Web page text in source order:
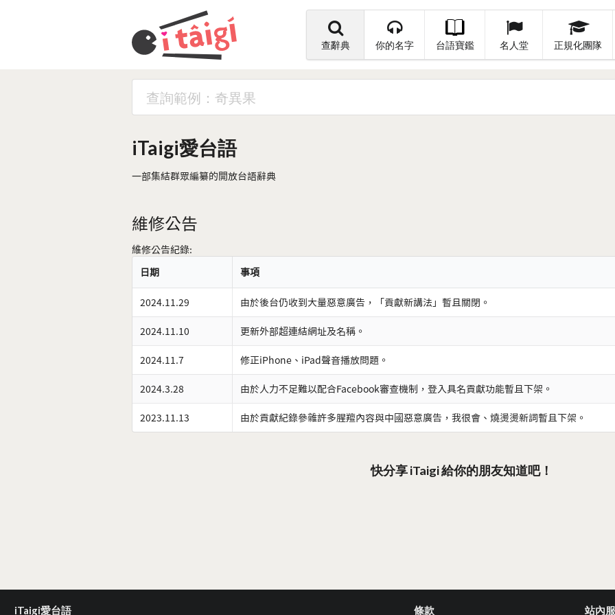
查辭典 你的名字 台語寶鑑 名人堂 正規化團隊
iTaigi愛台語
一部集結群眾編纂的開放台語辭典
維修公告
維修公告紀錄:
日期
事項
2024.11.29 由於後台仍收到大量惡意廣告，「貢獻新講法」暫且關閉。
2024.11.10 更新外部超連結網址及名稱。
2024.11.7 修正iPhone、iPad聲音播放問題。
2024.3.28 由於人力不足難以配合Facebook審查機制，登入具名貢獻功能暫且下架。
2023.11.13 由於貢獻紀錄參雜許多腥羶內容與中國惡意廣告，我很會、燒燙燙新詞暫且下架。
快分享 iTaigi 給你的朋友知道吧！
iTaigi愛台語 條款 站內